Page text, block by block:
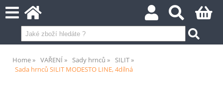
Home VAŘENÍ Sady hrnců
SILIT
Sada hrnců SILIT MODESTO LINE, 4dílná